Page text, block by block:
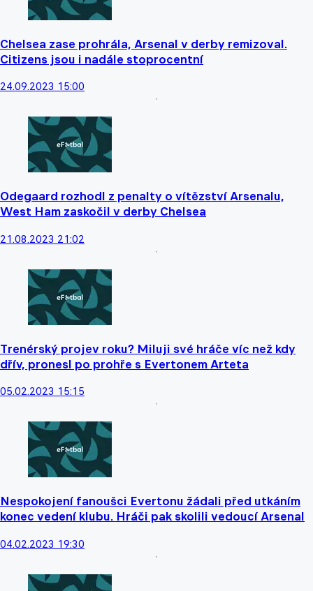
Chelsea zase prohrála, Arsenal v derby remizoval.
Citizens jsou i nadále stoprocentní
24.09.2023 15:00
Odegaard rozhodl z penalty o vítězství Arsenalu,
West Ham zaskočil v derby Chelsea
21.08.2023 21:02
Trenérský projev roku? Miluji své hráče víc než kdy
dřív, pronesl po prohře s Evertonem Arteta
05.02.2023 15:15
Nespokojení fanoušci Evertonu žádali před utkáním
konec vedení klubu. Hráči pak skolili vedoucí Arsenal
04.02.2023 19:30